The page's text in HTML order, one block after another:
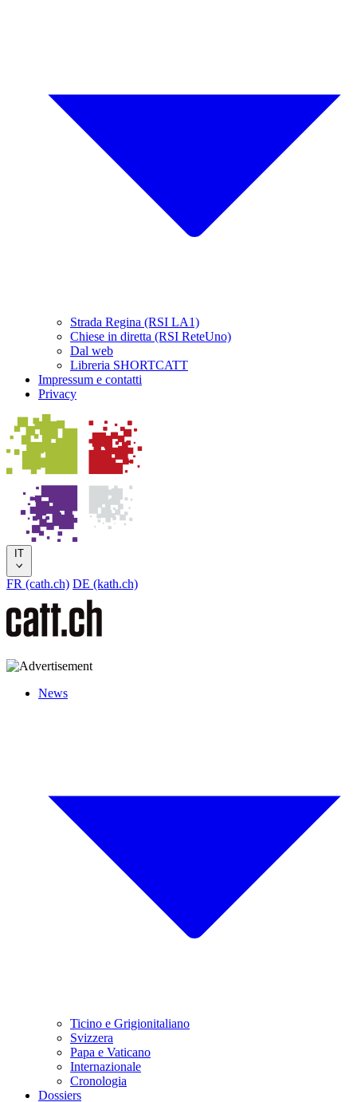
Strada Regina (RSI LA1)
Chiese in diretta (RSI ReteUno)
Dal web
Libreria SHORTCATT
Impressum e contatti
Privacy
IT
FR (cath.ch) DE (kath.ch)
News
Ticino e Grigionitaliano
Svizzera
Papa e Vaticano
Internazionale
Cronologia
Dossiers